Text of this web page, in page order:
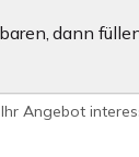
dann